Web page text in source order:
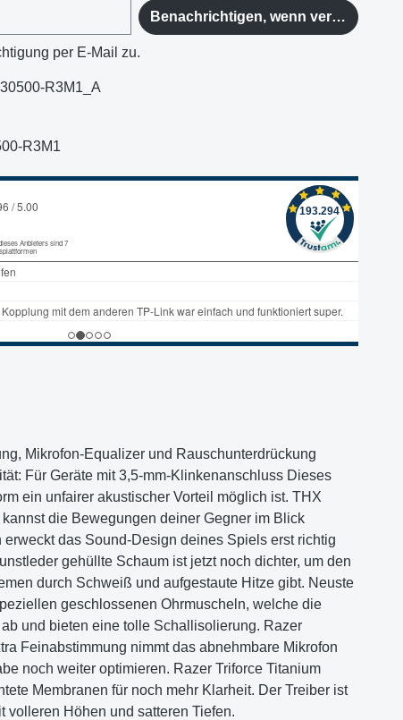
Benachrichtigen, wenn verfügbar
per E-Mail zu.
R3M1_A
R3M1
Mikrofon-Equalizer und Rauschunterdrückung
Für Geräte mit 3,5-mm-Klinkenanschluss Dieses
ein unfairer akustischer Vorteil möglich ist. THX
die Bewegungen deiner Gegner im Blick
das Sound-Design deines Spiels erst richtig
gehüllte Schaum ist jetzt noch dichter, um den
durch Schweiß und aufgestaute Hitze gibt. Neuste
geschlossenen Ohrmuscheln, welche die
und bieten eine tolle Schallisolierung. Razer
Feinabstimmung nimmt das abnehmbare Mikrofon
noch weiter optimieren. Razer Triforce Titanium
Membranen für noch mehr Klarheit. Der Treiber ist
volleren Höhen und satteren Tiefen.